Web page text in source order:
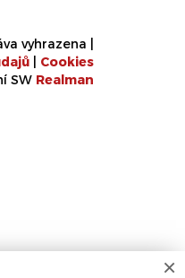
vyhrazena |
Cookies
SW Realman
×